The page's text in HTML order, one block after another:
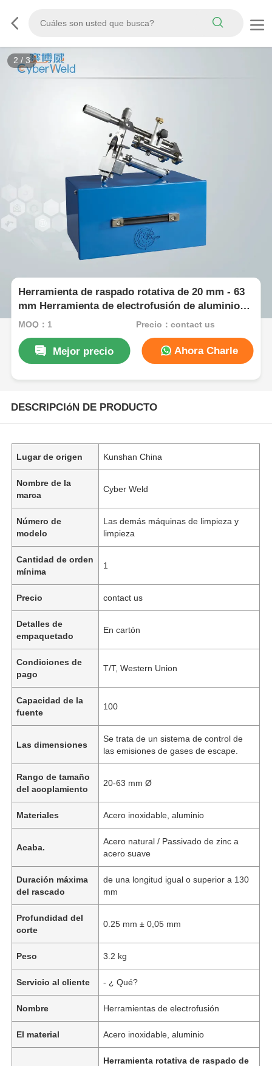
3 / 3
Herramienta de raspado rotativa de 20 mm - 63
mm Herramienta de electrofusión de aluminio
de acero inoxidable
MOQ：1 Precio：contact us
Mejor precio Ahora Charle
DESCRIPCIóN DE PRODUCTO
Lugar de origen Kunshan China
Nombre de la
marca
Cyber Weld
Número de
modelo
Las demás máquinas de limpieza y
limpieza
Cantidad de orden
mínima
1
Precio contact us
Detalles de
empaquetado
En cartón
Condiciones de
pago
T/T, Western Union
Capacidad de la
fuente
100
Las dimensiones
Se trata de un sistema de control de
las emisiones de gases de escape.
Rango de tamaño
del acoplamiento
20-63 mm Ø
Materiales Acero inoxidable, aluminio
Acaba.
Acero natural / Passivado de zinc a
acero suave
Duración máxima
del rascado
de una longitud igual o superior a 130
mm
Profundidad del
corte
0.25 mm ± 0,05 mm
Peso 3.2 kg
Servicio al cliente - ¿ Qué?
Nombre Herramientas de electrofusión
El material Acero inoxidable, aluminio
Herramienta rotativa de raspado de